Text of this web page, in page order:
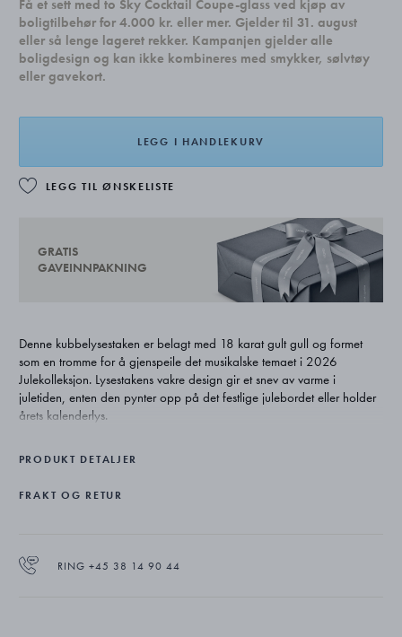
Få et sett med to Sky Cocktail Coupe-glass ved kjøp av
boligtilbehør for 4.000 kr. eller mer. Gjelder til 31. august
eller så lenge lageret rekker. Kampanjen gjelder alle
boligdesign og kan ikke kombineres med smykker, sølvtøy
eller gavekort.
LEGG I HANDLEKURV
LEGG TIL ØNSKELISTE
GRATIS
GAVEINNPAKNING
Denne kubbelysestaken er belagt med 18 karat gult gull og formet
som en tromme for å gjenspeile det musikalske temaet i 2026
Julekolleksjon. Lysestakens vakre design gir et snev av varme i
juletiden, enten den pynter opp på det festlige julebordet eller holder
årets kalenderlys.
PRODUKT DETALJER
FRAKT OG RETUR
RING +45 38 14 90 44